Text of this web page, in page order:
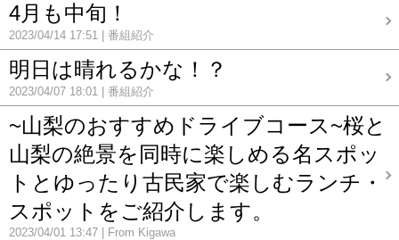
4月も中旬！
2023/04/14 17:51 番組紹介
明日は晴れるかな！？
2023/04/07 18:01 番組紹介
~山梨のおすすめドライブコース~桜と
山梨の絶景を同時に楽しめる名スポッ
トとゆったり古民家で楽しむランチ・
スポットをご紹介します。
2023/04/01 13:47 From Kigawa